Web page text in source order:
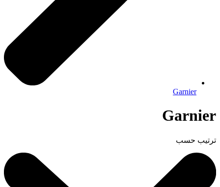
Garnier
Garnier
ترتيب حسب